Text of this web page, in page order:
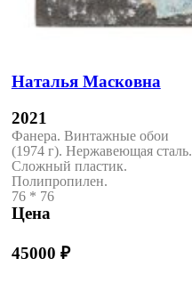
Наталья Масковна
2021
Фанера. Винтажные обои
(1974 г). Нержавеющая сталь.
Сложный пластик.
Полипропилен.
76 * 76
Цена
45000 ₽